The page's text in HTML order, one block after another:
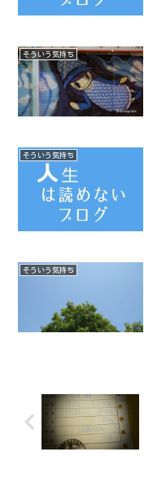
そういう気持ち
そういう気持ち
そういう気持ち